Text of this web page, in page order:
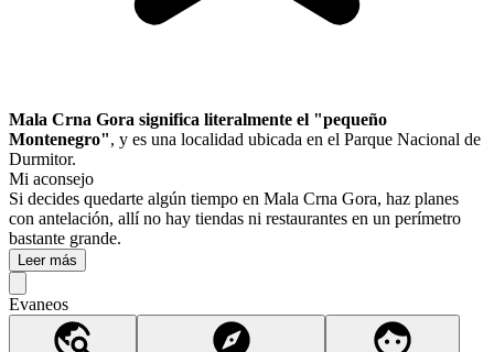
Mala Crna Gora significa literalmente el "pequeño
Montenegro", y es una localidad ubicada en el Parque Nacional de
Durmitor.
Mi aconsejo
Si decides quedarte algún tiempo en Mala Crna Gora, haz planes
con antelación, allí no hay tiendas ni restaurantes en un perímetro
bastante grande.
Leer más
Evaneos